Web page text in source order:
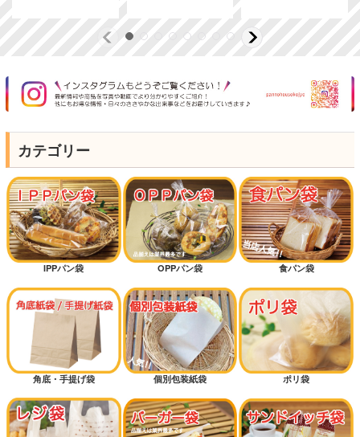
カテゴリー
IPPパン袋 OPPパン袋 食パン袋
角底・手提げ袋 個別包装紙袋 ポリ袋